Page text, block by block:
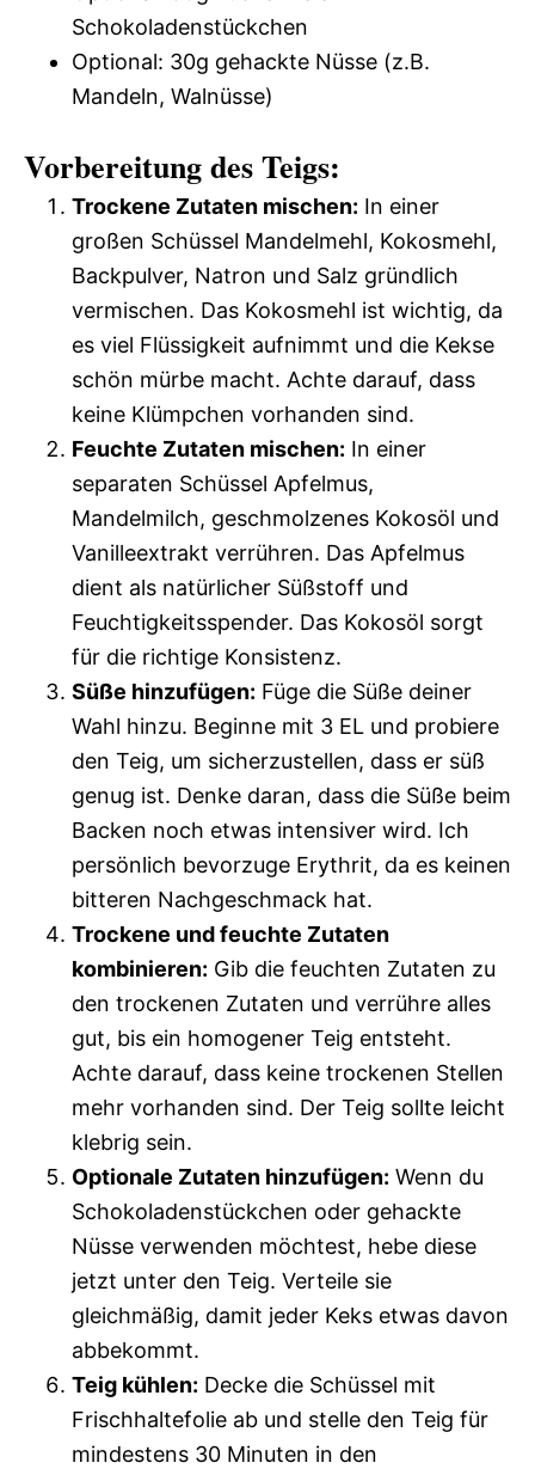
Schokoladenstückchen
Optional: 30g gehackte Nüsse (z.B.
Mandeln, Walnüsse)
Vorbereitung des Teigs:
Trockene Zutaten mischen: In einer
großen Schüssel Mandelmehl, Kokosmehl,
Backpulver, Natron und Salz gründlich
vermischen. Das Kokosmehl ist wichtig, da
es viel Flüssigkeit aufnimmt und die Kekse
schön mürbe macht. Achte darauf, dass
keine Klümpchen vorhanden sind.
Feuchte Zutaten mischen: In einer
separaten Schüssel Apfelmus,
Mandelmilch, geschmolzenes Kokosöl und
Vanilleextrakt verrühren. Das Apfelmus
dient als natürlicher Süßstoff und
Feuchtigkeitsspender. Das Kokosöl sorgt
für die richtige Konsistenz.
Süße hinzufügen: Füge die Süße deiner
Wahl hinzu. Beginne mit 3 EL und probiere
den Teig, um sicherzustellen, dass er süß
genug ist. Denke daran, dass die Süße beim
Backen noch etwas intensiver wird. Ich
persönlich bevorzuge Erythrit, da es keinen
bitteren Nachgeschmack hat.
Trockene und feuchte Zutaten
kombinieren: Gib die feuchten Zutaten zu
den trockenen Zutaten und verrühre alles
gut, bis ein homogener Teig entsteht.
Achte darauf, dass keine trockenen Stellen
mehr vorhanden sind. Der Teig sollte leicht
klebrig sein.
Optionale Zutaten hinzufügen: Wenn du
Schokoladenstückchen oder gehackte
Nüsse verwenden möchtest, hebe diese
jetzt unter den Teig. Verteile sie
gleichmäßig, damit jeder Keks etwas davon
abbekommt.
Teig kühlen: Decke die Schüssel mit
Frischhaltefolie ab und stelle den Teig für
mindestens 30 Minuten in den